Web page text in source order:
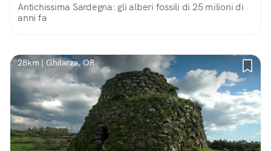
Antichissima Sardegna: gli alberi fossili di 25 milioni di
anni fa
28km | Ghilarza, OR